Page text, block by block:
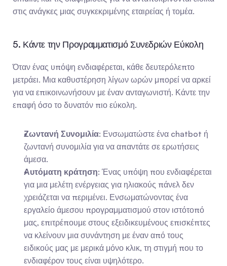
στις ανάγκες μιας συγκεκριμένης εταιρείας ή τομέα.
5. Κάντε την Προγραμματισμό Συνεδριών Εύκολη
Όταν ένας υπόψη ενδιαφέρεται, κάθε δευτερόλεπτο
μετράει. Μια καθυστέρηση λίγων ωρών μπορεί να αρκεί
για να επικοινωνήσουν με έναν ανταγωνιστή. Κάντε την
επαφή όσο το δυνατόν πιο εύκολη.
Ζωντανή Συνομιλία: Ενσωματώστε ένα chatbot ή
ζωντανή συνομιλία για να απαντάτε σε ερωτήσεις
άμεσα.
Αυτόματη κράτηση: Ένας υπόψη που ενδιαφέρεται
για μια μελέτη ενέργειας για ηλιακούς πάνελ δεν
χρειάζεται να περιμένει. Ενσωματώνοντας ένα
εργαλείο άμεσου προγραμματισμού στον ιστότοπό
μας, επιτρέπουμε στους εξειδικευμένους επισκέπτες
να κλείνουν μια συνάντηση με έναν από τους
ειδικούς μας με μερικά μόνο κλικ, τη στιγμή που το
ενδιαφέρον τους είναι υψηλότερο.